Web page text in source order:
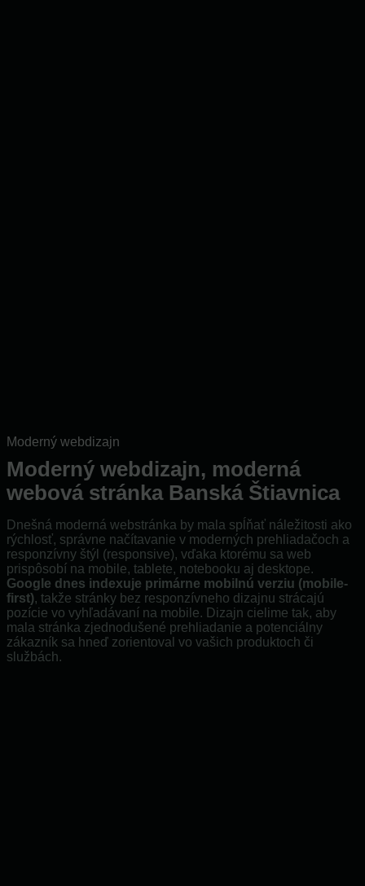
Moderný webdizajn
Moderný webdizajn, moderná
webová stránka Banská Štiavnica
Dnešná moderná webstránka by mala spĺňať náležitosti ako
rýchlosť, správne načítavanie v moderných prehliadačoch a
responzívny štýl (responsive), vďaka ktorému sa web
prispôsobí na mobile, tablete, notebooku aj desktope.
Google dnes indexuje primárne mobilnú verziu (mobile-
first), takže stránky bez responzívneho dizajnu strácajú
pozície vo vyhľadávaní na mobile. Dizajn cielime tak, aby
mala stránka zjednodušené prehliadanie a potenciálny
zákazník sa hneď zorientoval vo vašich produktoch či
službách.